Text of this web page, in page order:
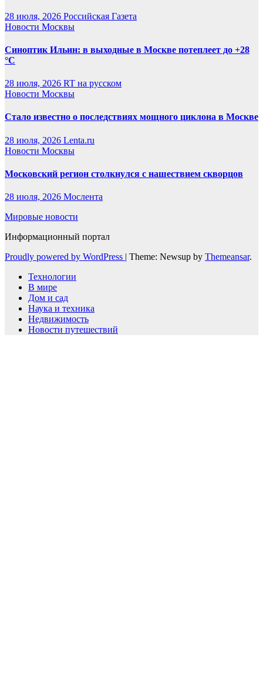
28 июля, 2026 Российская Газета
Новости Москвы
Синоптик Ильин: в выходные в Москве потеплеет до +28
°C
28 июля, 2026 RT на русском
Новости Москвы
Стало известно о последствиях мощного циклона в Москве
28 июля, 2026 Lenta.ru
Новости Москвы
Московский регион столкнулся с нашествием скворцов
28 июля, 2026 Мослента
Мировые новости
Информационный портал
Proudly powered by WordPress | Theme: Newsup by Themeansar.
Технологии
В мире
Дом и сад
Наука и техника
Недвижимость
Новости путешествий